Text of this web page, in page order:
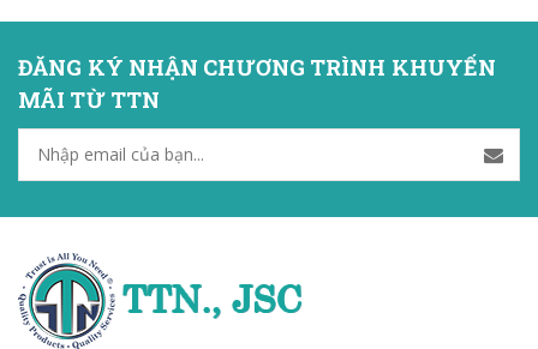
ĐĂNG KÝ NHẬN CHƯƠNG TRÌNH KHUYẾN
MÃI TỪ TTN